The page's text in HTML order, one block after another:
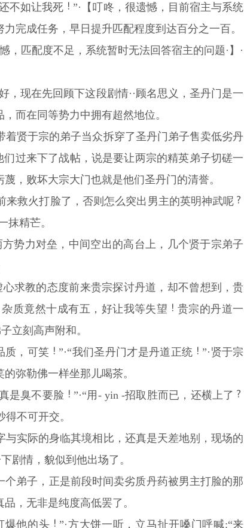
不如让我死
”·【叮咚，很遗憾，目前宿主与系统
完成任务，早日提升匹配程度到达百分之一百。
，匹配度不足，系统暂时无法回答宿主的问题·】·
，现在先回顾下这段剧情··顾名思义，圣丹门是一
而在同等势力中拥有超然地位。
贤于宗的弟子当众拆穿了圣丹门弟子售卖低劣丹
过来下了战帖，说是要让两宗的精英弟子切磋一
，败坏大宗大门也就是他们圣丹门的清誉。
救火打脸了，否则怎么突出男主的英明神武呢
抹精芒。
势力对垒，中间空出的高台上，几个贤于宗弟子
求教的态度前来贵宗探讨丹道，却不曾想到，贵
质竟然十成有五，好让我等失望
贵宗的丹道一
立刻高声附和。
质，可笑 ”·“我们圣丹门才是丹道正统
”·贤于宗
弥勒佛一样坐那儿喝茶。
是臭不要脸
”·“用- yin -招取胜而已，还横上了
不可开交。
实际的身临其境相比，还真是天差地别，现场的
剧情，貌似到他出场了。
弟子，正是前段时间卖劣质丹药被男主打脸的那
，无非是纯度高低罢了。
爆他的头
”·方大饼一听，立马扯开嗓门呼喊:“来